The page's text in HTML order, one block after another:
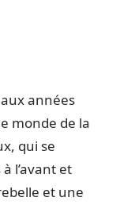
années
monde de la
qui se
l’avant et
et une